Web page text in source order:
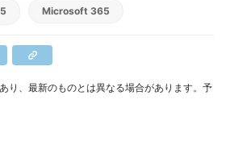
Microsoft 365
り、最新のものとは異なる場合があります。予